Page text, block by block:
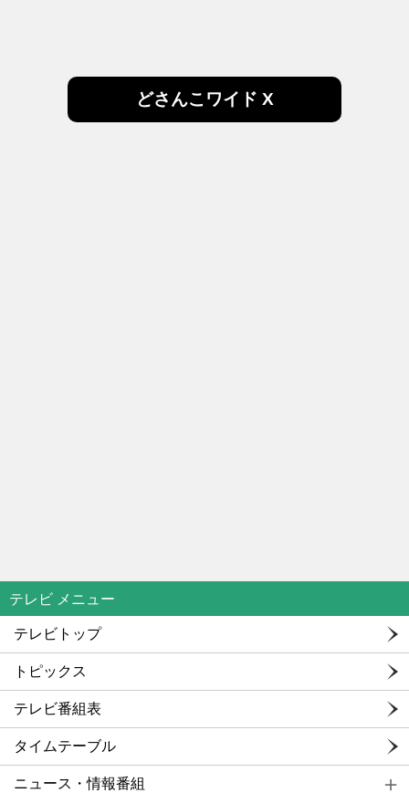
どさんこワイド X
テレビ メニュー
テレビトップ
トピックス
テレビ番組表
タイムテーブル
ニュース・情報番組